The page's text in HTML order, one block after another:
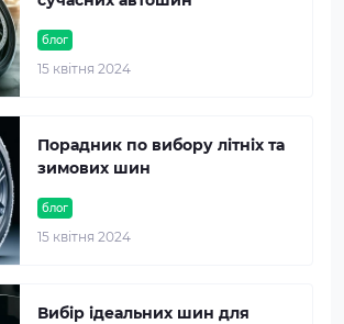
блог
15 квітня 2024
блог
15 квітня 2024
Порадник по вибору літніх та
зимових шин
Вибір ідеальних шин для